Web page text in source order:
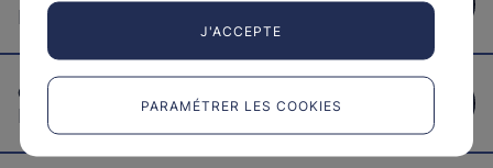
Nota Bene Cancer ?
Comment s’abonner à la newsletter Nota
Bene Cancer ?
J'ACCEPTE
PARAMÉTRER LES COOKIES